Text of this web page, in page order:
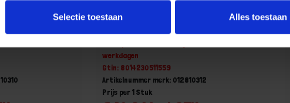
Selectie toestaan Alles toestaan
kling PH1-2
BETA Schroevendraaier kling PH2-3
werkdagen
Gtin: 8014230511559
Artikelnummer merk: 012810312
Prijs per 1 Stuk